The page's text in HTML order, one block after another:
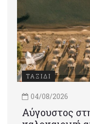
ΤΑΞΙΔΙ
04/08/2026
Αύγουστος